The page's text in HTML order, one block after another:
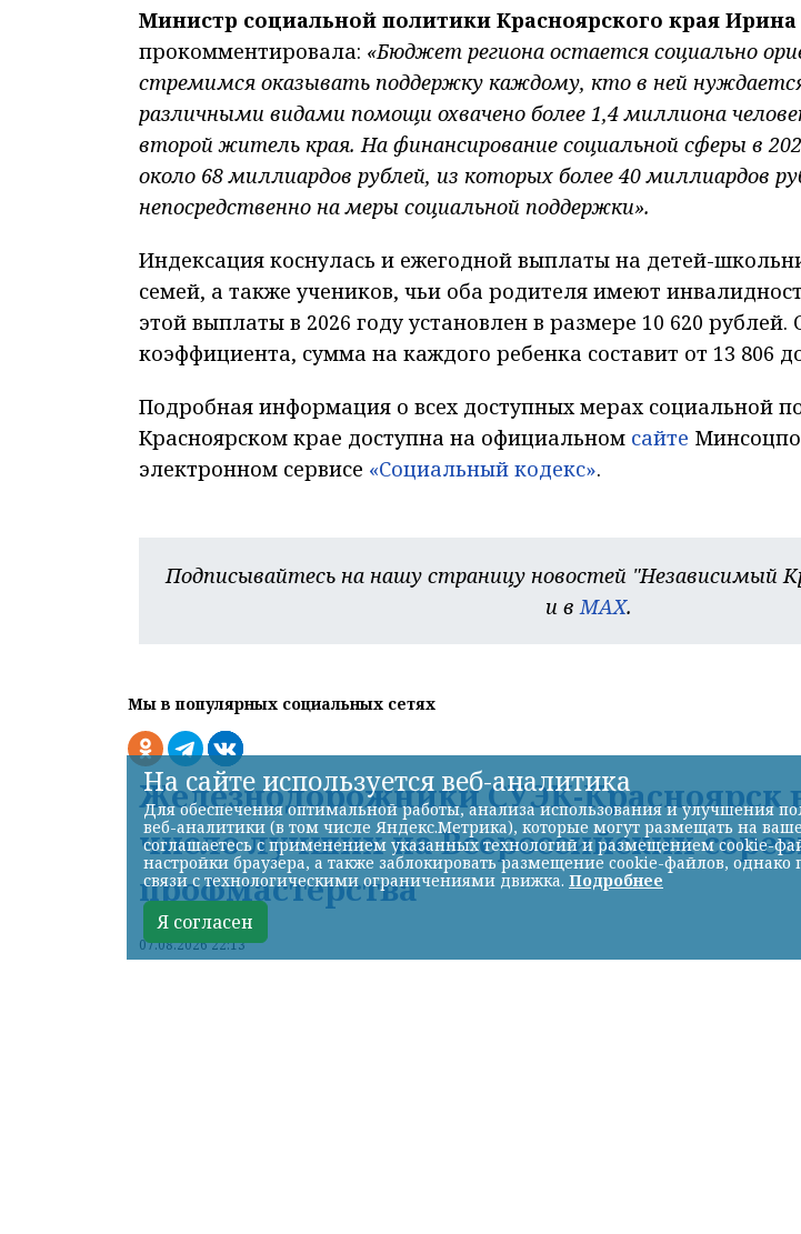
Министр социальной политики Красноярского края Ирина
прокомментировала: «Бюджет региона остается социально
стремимся оказывать поддержку каждому, кто в ней
различными видами помощи охвачено более 1,4 миллиона
второй житель края. На финансирование социальной сферы в
около 68 миллиардов рублей, из которых более 40 миллиардов
непосредственно на меры социальной поддержки».
Индексация коснулась и ежегодной выплаты на детей-
семей, а также учеников, чьи оба родителя имеют
этой выплаты в 2026 году установлен в размере 10 620
коэффициента, сумма на каждого ребенка составит от 13 806
Подробная информация о всех доступных мерах социальной
Красноярском крае доступна на официальном сайте
электронном сервисе «Социальный кодекс».
Подписывайтесь на нашу страницу новостей "Независимый
и в MAX.
Мы в популярных социальных сетях
Железнодорожники СУЭК-Красноярск
число лучших на Всероссийских
профмастерства
07.08.2026 22:13
На сайте используется веб-аналитика
Для обеспечения оптимальной работы, анализа использования и улучшения
веб-аналитики (в том числе Яндекс.Метрика), которые могут размещать на
соглашаетесь с применением указанных технологий и размещением cookie-
настройки браузера, а также заблокировать размещение cookie-файлов,
связи с технологическими ограничениями движка. Подробнее
Я согласен